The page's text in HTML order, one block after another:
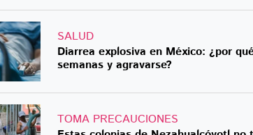
SALUD
Diarrea explosiva en México: ¿por
semanas y agravarse?
TOMA PRECAUCIONES